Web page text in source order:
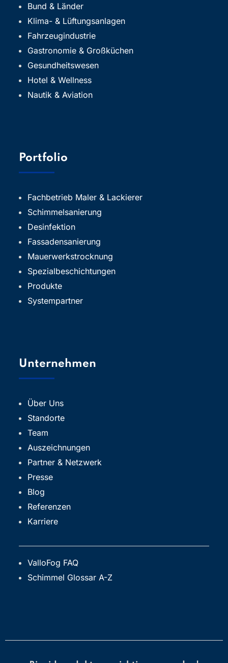
Bund & Länder
Klima- & Lüftungsanlagen
Fahrzeugindustrie
Gastronomie & Großküchen
Gesundheitswesen
Hotel & Wellness
Nautik & Aviation
Portfolio
Fachbetrieb Maler & Lackierer
Schimmelsanierung
Desinfektion
Fassadensanierung
Mauerwerkstrocknung
Spezialbeschichtungen
Produkte
Systempartner
Unternehmen
Über Uns
Standorte
Team
Auszeichnungen
Partner & Netzwerk
Presse
Blog
Referenzen
Karriere
ValloFog FAQ
Schimmel Glossar A-Z